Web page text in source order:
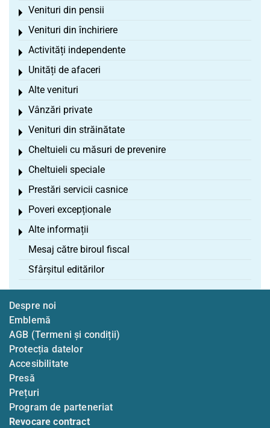
Venituri din pensii
Toggle menu
Venituri din închiriere
Toggle menu
Activități independente
Toggle menu
Unități de afaceri
Toggle menu
Alte venituri
Toggle menu
Vânzări private
Toggle menu
Venituri din străinătate
Toggle menu
Cheltuieli cu măsuri de prevenire
Toggle menu
Cheltuieli speciale
Toggle menu
Prestări servicii casnice
Toggle menu
Poveri excepționale
Toggle menu
Alte informații
Toggle menu
Mesaj către biroul fiscal
Sfârșitul editărilor
Despre noi
Emblemă
AGB (Termeni și condiții)
Protecția datelor
Accesibilitate
Presă
Prețuri
Program de parteneriat
Revocare contract